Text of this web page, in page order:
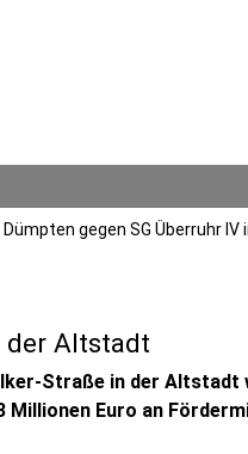
gegen SG Überruhr IV
der Altstadt
Straße in der Altstadt
Euro an